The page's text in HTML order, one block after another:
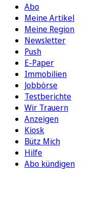
Abo
Meine Artikel
Meine Region
Newsletter
Push
E-Paper
Immobilien
Jobbörse
Testberichte
Wir Trauern
Anzeigen
Kiosk
Bütz Mich
Hilfe
Abo kündigen